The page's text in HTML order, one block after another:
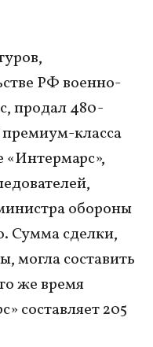
РФ военно-
продал 480-
класса
обороны
Сумма сделки,
могла составить
же время
составляет 205